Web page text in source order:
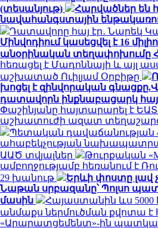
(տեսանյութ)
Հարվածներ են
նավահանգստային
Դատավորը հայ էր․ Նարեկ
Մինվոդիում կասեցվել է 16
անօրինական տեղափոխումը
հեռացել է Մադոննայի և այլ
աշխատած Ուիլյամ Օրբիթը
խոցել է զինվորական
դատավորն ինքնաբացարկ
Փաշինյանը հայտարարել է
աշխատուժի ազատ
Պետական դավաճանության 4,
ահաբեկչության
ԱԱԾ տվյալներ
Թուրքական
ամբողջությամբ հեռանում է
29 խանութ
Երևի փոստը լավ
Նաթան սրբազանը՝ Պոլսո
մասին
Հայաստանին ևս 5000
անմաքս ներմուծման քվոտա է
«Արարատցեմենտ»-ին